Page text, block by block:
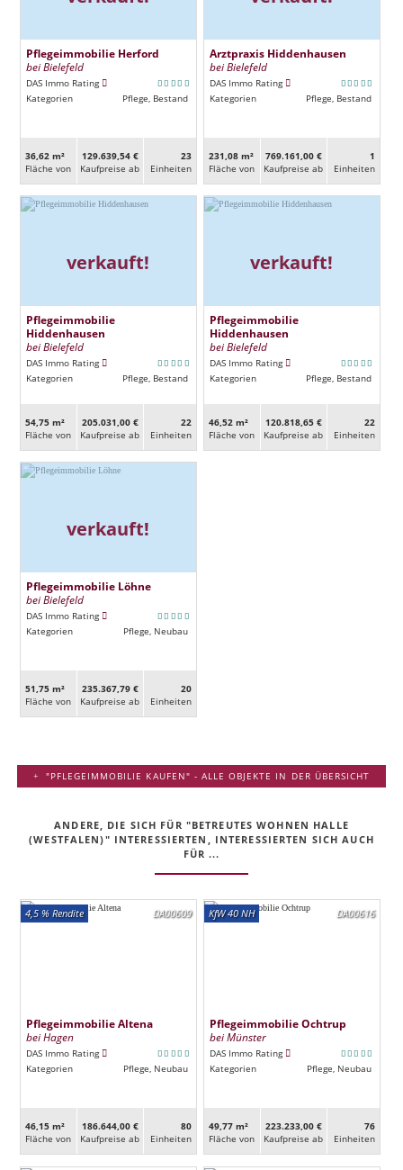
Pflegeimmobilie Herford
bei Bielefeld
DAS Immo Rating
Kategorien
Pflege, Bestand
36,62 m²
Fläche von
129.639,54 €
Kaufpreise ab
23
Ein­heiten
Arztpraxis Hiddenhausen
bei Bielefeld
DAS Immo Rating
Kategorien
Pflege, Bestand
231,08 m²
Fläche von
769.161,00 €
Kaufpreise ab
1
Ein­heiten
verkauft!
Pflegeimmobilie
Hiddenhausen
bei Bielefeld
DAS Immo Rating
Kategorien
Pflege, Bestand
54,75 m²
Fläche von
205.031,00 €
Kaufpreise ab
22
Ein­heiten
verkauft!
Pflegeimmobilie
Hiddenhausen
bei Bielefeld
DAS Immo Rating
Kategorien
Pflege, Bestand
46,52 m²
Fläche von
120.818,65 €
Kaufpreise ab
22
Ein­heiten
verkauft!
Pflegeimmobilie Löhne
bei Bielefeld
DAS Immo Rating
Kategorien
Pflege, Neubau
51,75 m²
Fläche von
235.367,79 €
Kaufpreise ab
20
Ein­heiten
"PFLEGEIMMOBILIE KAUFEN" - ALLE OBJEKTE IN DER ÜBERSICHT
ANDERE, DIE SICH FÜR "BETREUTES WOHNEN HALLE
(WESTFALEN)" INTERESSIERTEN, INTERESSIERTEN SICH AUCH
FÜR ...
DA00609
4,5 % Rendite
Pflegeimmobilie Altena
bei Hagen
DAS Immo Rating
Kategorien
Pflege, Neubau
46,15 m²
Fläche von
186.644,00 €
Kaufpreise ab
80
Ein­heiten
DA00616
KfW 40 NH
Pflegeimmobilie Ochtrup
bei Münster
DAS Immo Rating
Kategorien
Pflege, Neubau
49,77 m²
Fläche von
223.233,00 €
Kaufpreise ab
76
Ein­heiten